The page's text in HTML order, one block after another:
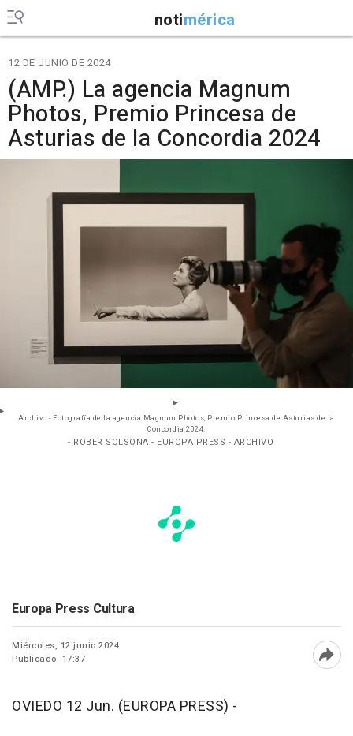
notimérica
12 DE JUNIO DE 2024
(AMP.) La agencia Magnum
Photos, Premio Princesa de
Asturias de la Concordia 2024
Archivo - Fotografía de la agencia Magnum Photos, Premio Princesa de Asturias de la
Concordia 2024.
- ROBER SOLSONA - EUROPA PRESS - ARCHIVO
Europa Press Cultura
Miércoles, 12 junio 2024
Publicado: 17:37
OVIEDO 12 Jun. (EUROPA PRESS) -